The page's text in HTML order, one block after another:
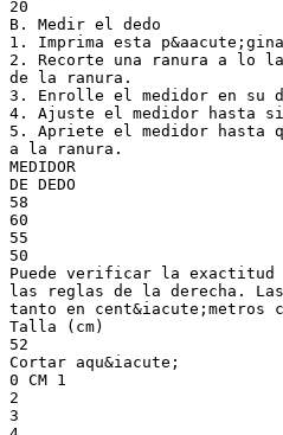
20
B. Medir el dedo
1. Imprima esta
2. Recorte una ranura a lo
de la ranura.
3. Enrolle el medidor en su
4. Ajuste el medidor hasta
5. Apriete el medidor hasta
a la ranura.
MEDIDOR
DE DEDO
58
60
55
50
Puede verificar la exactitud
las reglas de la derecha.
tanto en cent&iacute;metros
Talla (cm)
52
Cortar aqu&iacute;
0 CM 1
2
3